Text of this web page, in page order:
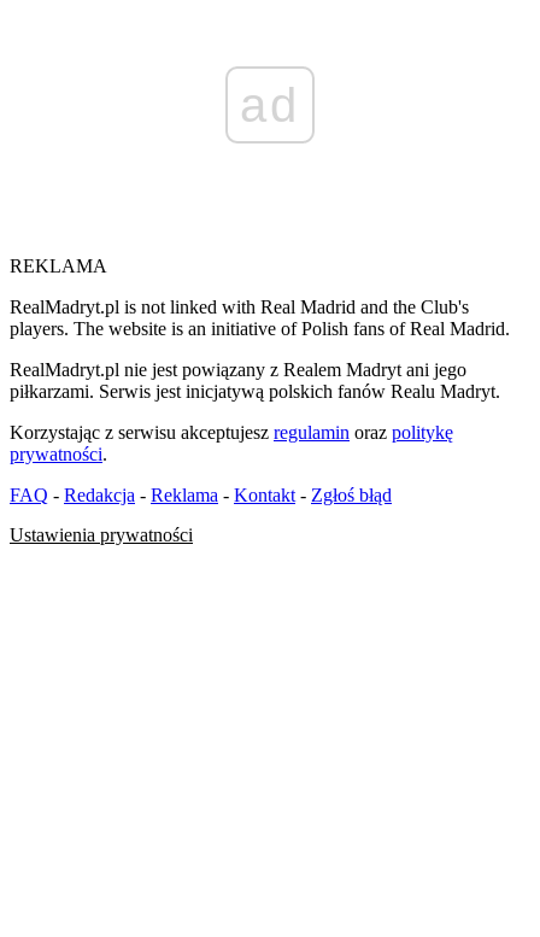
ad
REKLAMA
RealMadryt.pl is not linked with Real Madrid and the Club's
players. The website is an initiative of Polish fans of Real Madrid.
RealMadryt.pl nie jest powiązany z Realem Madryt ani jego
piłkarzami. Serwis jest inicjatywą polskich fanów Realu Madryt.
Korzystając z serwisu akceptujesz regulamin oraz politykę
prywatności.
FAQ - Redakcja - Reklama - Kontakt - Zgłoś błąd
Ustawienia prywatności